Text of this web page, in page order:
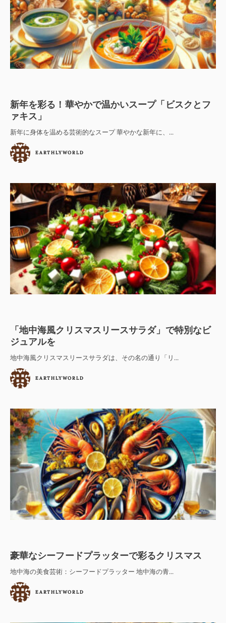
新年を彩る！華やかで温かいスープ「ビスクとフ
ァキス」
新年に身体を温める芸術的なスープ 華やかな新年に、...
EARTHLYWORLD
「地中海風クリスマスリースサラダ」で特別なビ
ジュアルを
地中海風クリスマスリースサラダは、その名の通り「リ...
EARTHLYWORLD
豪華なシーフードプラッターで彩るクリスマス
地中海の美食芸術：シーフードプラッター 地中海の青...
EARTHLYWORLD